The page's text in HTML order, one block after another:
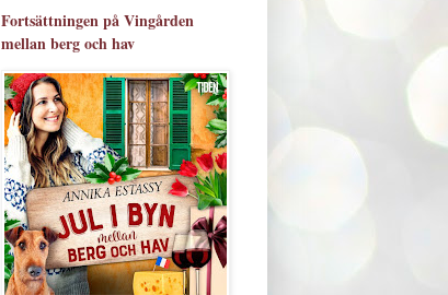
Fortsättningen på Vingården
mellan berg och hav